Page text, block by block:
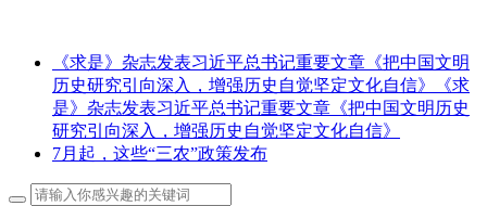
《求是》杂志发表习近平总书记重要文章《把中国文明
历史研究引向深入，增强历史自觉坚定文化自信》《求
是》杂志发表习近平总书记重要文章《把中国文明历史
研究引向深入，增强历史自觉坚定文化自信》
7月起，这些“三农”政策发布